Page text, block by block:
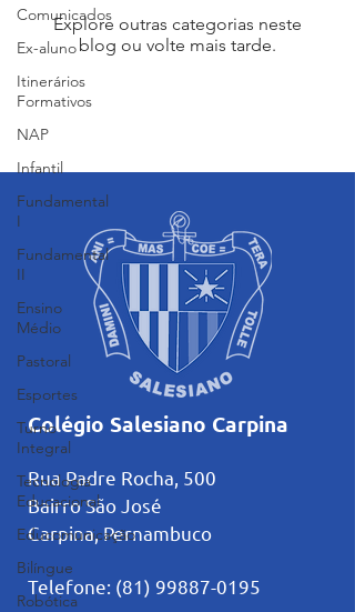
Comunicados
Ex-aluno
Itinerários
Formativos
NAP
Infantil
Fundamental
I
Fundamental
II
Ensino
Médio
Pastoral
Esportes
Turno
Integral
Tecnologia
Educacional
Educomunicação
Bilíngue
Robótica
Explore outras categorias neste
blog ou volte mais tarde.
Colégio Salesiano Carpina
Rua Padre Rocha, 500
Bairro São José
Carpina, Pernambuco
Telefone: (81) 99887-0195